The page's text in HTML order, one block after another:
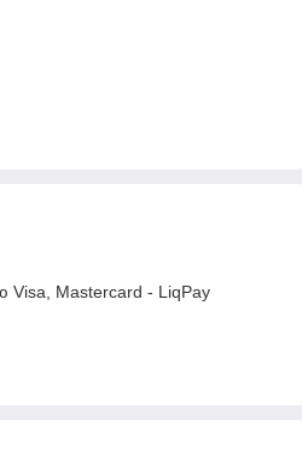
Visa, Mastercard - LiqPay